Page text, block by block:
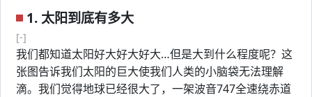
1. 太阳到底有多大
[-]
我们都知道太阳好大好大好大…但是大到什么程度呢？这
张图告诉我们太阳的巨大使我们人类的小脑袋无法理解
滴。我们觉得地球已经很大了，一架波音747全速绕赤道